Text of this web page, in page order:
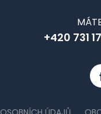
+420 731